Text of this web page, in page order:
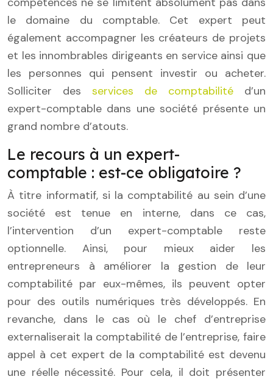
le domaine du comptable. Cet expert peut
également accompagner les créateurs de projets
et les innombrables dirigeants en service ainsi que
les personnes qui pensent investir ou acheter.
Solliciter des services de comptabilité d’un
expert-comptable dans une société présente un
grand nombre d’atouts.
Le recours à un expert-
comptable : est-ce obligatoire ?
À titre informatif, si la comptabilité au sein d’une
société est tenue en interne, dans ce cas,
l’intervention d’un expert-comptable reste
optionnelle. Ainsi, pour mieux aider les
entrepreneurs à améliorer la gestion de leur
comptabilité par eux-mêmes, ils peuvent opter
pour des outils numériques très développés. En
revanche, dans le cas où le chef d’entreprise
externaliserait la comptabilité de l’entreprise, faire
appel à cet expert de la comptabilité est devenu
une réelle nécessité. Pour cela, il doit présenter